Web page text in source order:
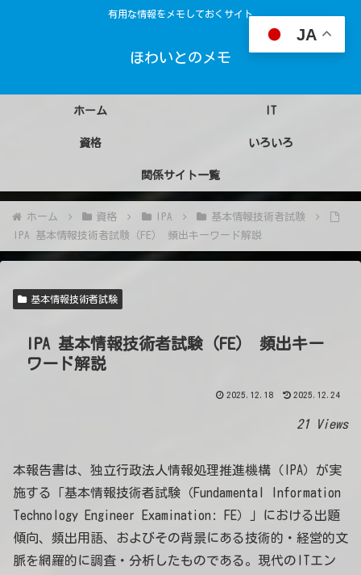
有用な情報をメモしておくサイト
ほわいとのメモ
ホーム IT
資格 いろいろ
関係サイト一覧
ホーム 資格 IPA
基本情報技術者試験
IPA 基本情報技術者試験（FE） 頻出キーワード解説
基本情報技術者試験
IPA 基本情報技術者試験（FE） 頻出キー
ワード解説
2025.12.18 2025.12.24
21 Views
本報告書は、独立行政法人情報処理推進機構（IPA）が実
施する「基本情報技術者試験（Fundamental Information
Technology Engineer Examination: FE）」における出題
傾向、頻出用語、およびその背景にある技術的・経営的文
脈を網羅的に調査・分析したものである。現代のITエン
JA